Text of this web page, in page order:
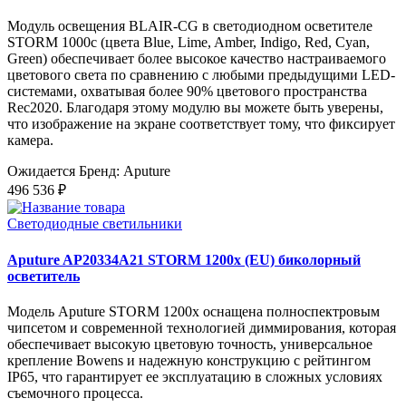
Модуль освещения BLAIR-CG в светодиодном осветителе
STORM 1000c (цвета Blue, Lime, Amber, Indigo, Red, Cyan,
Green) обеспечивает более высокое качество настраиваемого
цветового света по сравнению с любыми предыдущими LED-
системами, охватывая более 90% цветового пространства
Rec2020. Благодаря этому модулю вы можете быть уверены,
что изображение на экране соответствует тому, что фиксирует
камера.
Ожидается Бренд: Aputure
496 536 ₽
Светодиодные светильники
Aputure AP20334A21 STORM 1200x (EU) биколорный
осветитель
Модель Aputure STORM 1200x оснащена полноспектровым
чипсетом и современной технологией диммирования, которая
обеспечивает высокую цветовую точность, универсальное
крепление Bowens и надежную конструкцию с рейтингом
IP65, что гарантирует ее эксплуатацию в сложных условиях
съемочного процесса.